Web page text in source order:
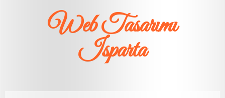
Web Tasarımı
Isparta